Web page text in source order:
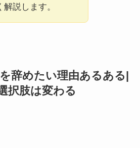
説します。
辞めたい理由あるある|
択肢は変わる